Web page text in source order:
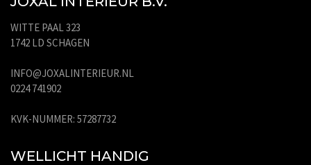
WITTE PAAL 323
1742 LD SCHAGEN
INFO@JOXALINTERIEUR.NL
0224 741902
KVK-NUMMER: 57287732
WELLICHT HANDIG